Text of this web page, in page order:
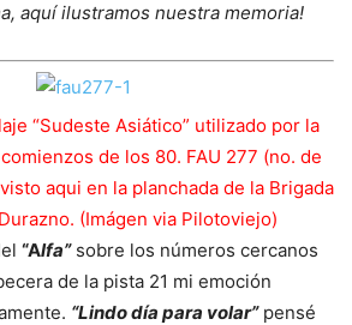
aquí ilustramos nuestra memoria!
“Sudeste Asiático” utilizado por la
de los 80. FAU 277 (no. de
aqui en la planchada de la Brigada
(Imágen via Pilotoviejo)
“Alfa” sobre los números cercanos
de la pista 21 mi emoción
“Lindo día para volar”pensé